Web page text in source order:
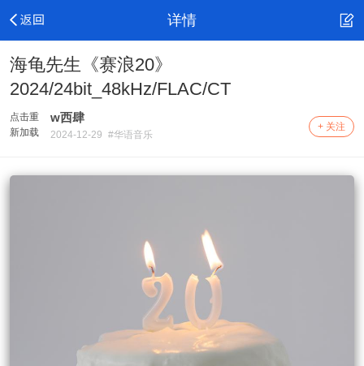
详情
海龟先生《赛浪20》
2024/24bit_48kHz/FLAC/CT
点击重
新加载
w西肆
2024-12-29 #华语音乐
+ 关注